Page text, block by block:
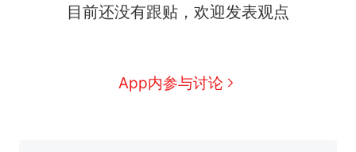
目前还没有跟贴，欢迎发表观点
App内参与讨论
号，仅凭视频评出？中国烹饪
来源：参考消息）
笔试第一被第二名传话劝弃考